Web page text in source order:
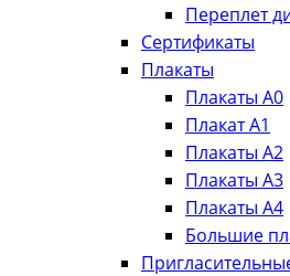
Переплет
Сертификаты
Плакаты
Плакаты А0
Плакат А1
Плакаты А2
Плакаты А3
Плакаты А4
Большие